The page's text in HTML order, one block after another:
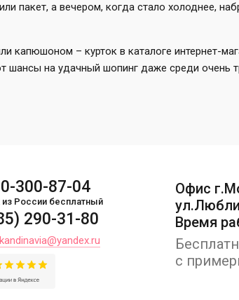
пакет, а вечером, когда стало холоднее,
капюшоном – курток в каталоге интернет-
на удачный шопинг даже среди очень
300-87-04
из России бесплатный
290-31-80
Офис
Время
с